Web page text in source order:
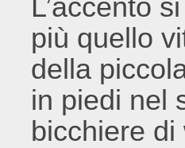
L’accento
più quello
della
in piedi nel
bicchiere di